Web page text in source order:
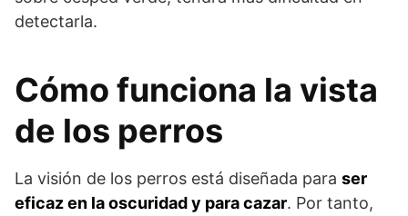
detectarla.
Cómo funciona la vista
de los perros
La visión de los perros está diseñada para ser
eficaz en la oscuridad y para cazar. Por tanto,